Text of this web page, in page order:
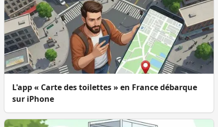
L'app « Carte des toilettes » en France débarque
sur iPhone